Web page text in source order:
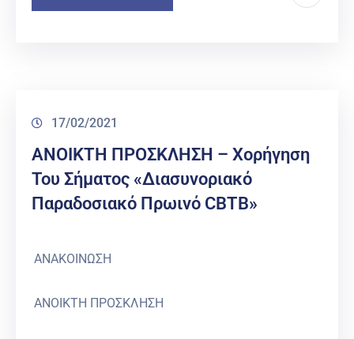
17/02/2021
ΑΝΟΙΚΤΗ ΠΡΟΣΚΛΗΣΗ – Xορήγηση
Του Σήματος «Διασυνοριακό
Παραδοσιακό Πρωινό CBTB»
ΑΝΑΚΟΙΝΩΣΗ
ΑΝΟΙΚΤΗ ΠΡΟΣΚΛΗΣΗ